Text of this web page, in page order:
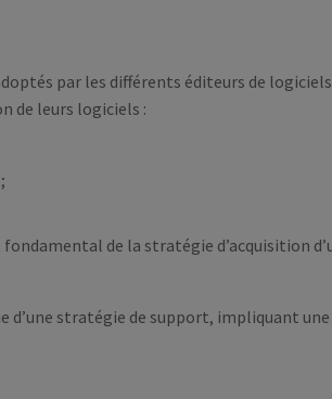
par les différents éditeurs de
de leurs logiciels :
de la stratégie d’acquisition
d’une stratégie de support, impliquant